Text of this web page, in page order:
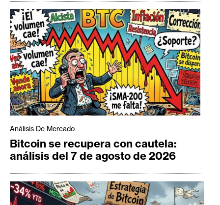
Análisis De Mercado
Bitcoin se recupera con cautela:
análisis del 7 de agosto de 2026